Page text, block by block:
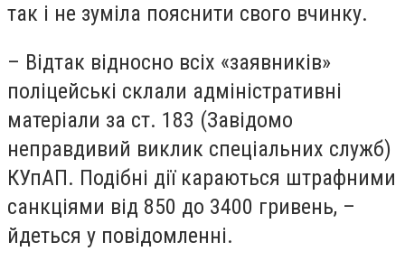
так і не зуміла пояснити свого вчинку.
– Відтак відносно всіх «заявників»
поліцейські склали адміністративні
матеріали за ст. 183 (Завідомо
неправдивий виклик спеціальних служб)
КУпАП. Подібні дії караються штрафними
санкціями від 850 до 3400 гривень, –
йдеться у повідомленні.